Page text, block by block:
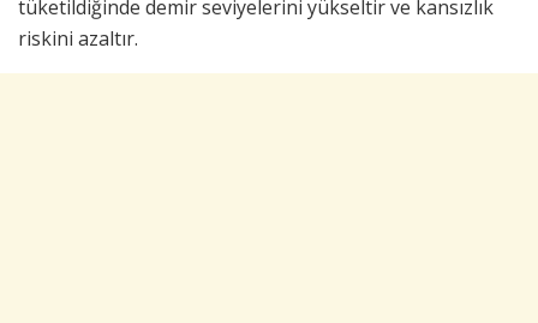
tüketildiğinde demir seviyelerini yükseltir ve kansızlık
riskini azaltır.